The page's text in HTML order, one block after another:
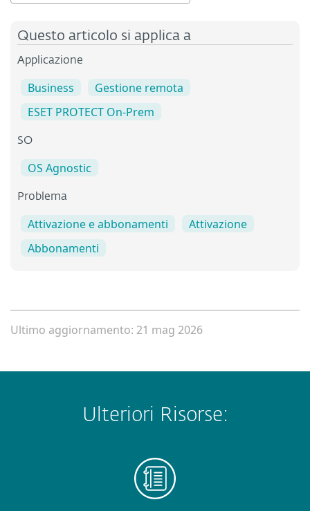
Questo articolo si applica a
Applicazione
Business
Gestione remota
ESET PROTECT On-Prem
SO
OS Agnostic
Problema
Attivazione e abbonamenti
Attivazione
Abbonamenti
Ultimo aggiornamento: 21 mag 2026
Ulteriori Risorse: